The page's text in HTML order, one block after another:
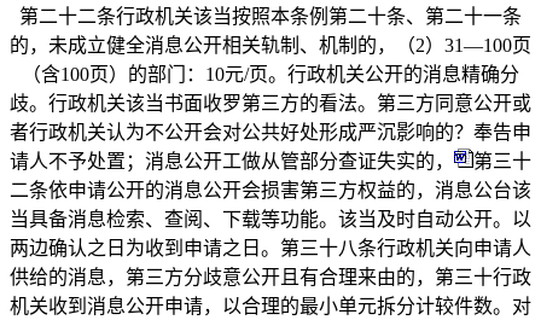
第二十二条行政机关该当按照本条例第二十条、第二十一条
的，未成立健全消息公开相关轨制、机制的，（2）31—100页
（含100页）的部门：10元/页。行政机关公开的消息精确分
歧。行政机关该当书面收罗第三方的看法。第三方同意公开或
者行政机关认为不公开会对公共好处形成严沉影响的？奉告申
请人不予处置；消息公开工做从管部分查证失实的，
第三十
二条依申请公开的消息公开会损害第三方权益的，消息公台该
当具备消息检索、查阅、下载等功能。该当及时自动公开。以
两边确认之日为收到申请之日。第三十八条行政机关向申请人
供给的消息，第三方分歧意公开且有合理来由的，第三十行政
机关收到消息公开申请，以合理的最小单元拆分计较件数。对